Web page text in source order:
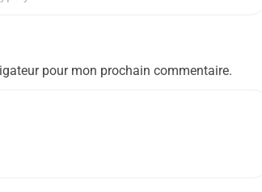
pour mon prochain commentaire.